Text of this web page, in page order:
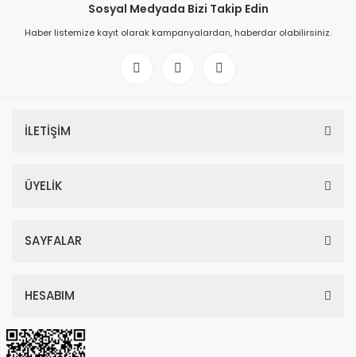
Sosyal Medyada Bizi Takip Edin
Haber listemize kayıt olarak kampanyalardan, haberdar olabilirsiniz.
İLETİŞİM
ÜYELİK
SAYFALAR
HESABIM